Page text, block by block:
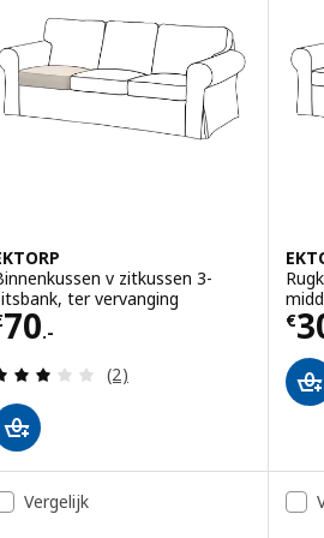
VIMLE, Hoofdsteun, Djuparp
VIMLE, Hoofdsteun, Hallarp grijs
v zitkussen 3-
ter vervanging
70.- € 70.-
Beoordeling: 3 van 5
(2)
€
Vergelijk